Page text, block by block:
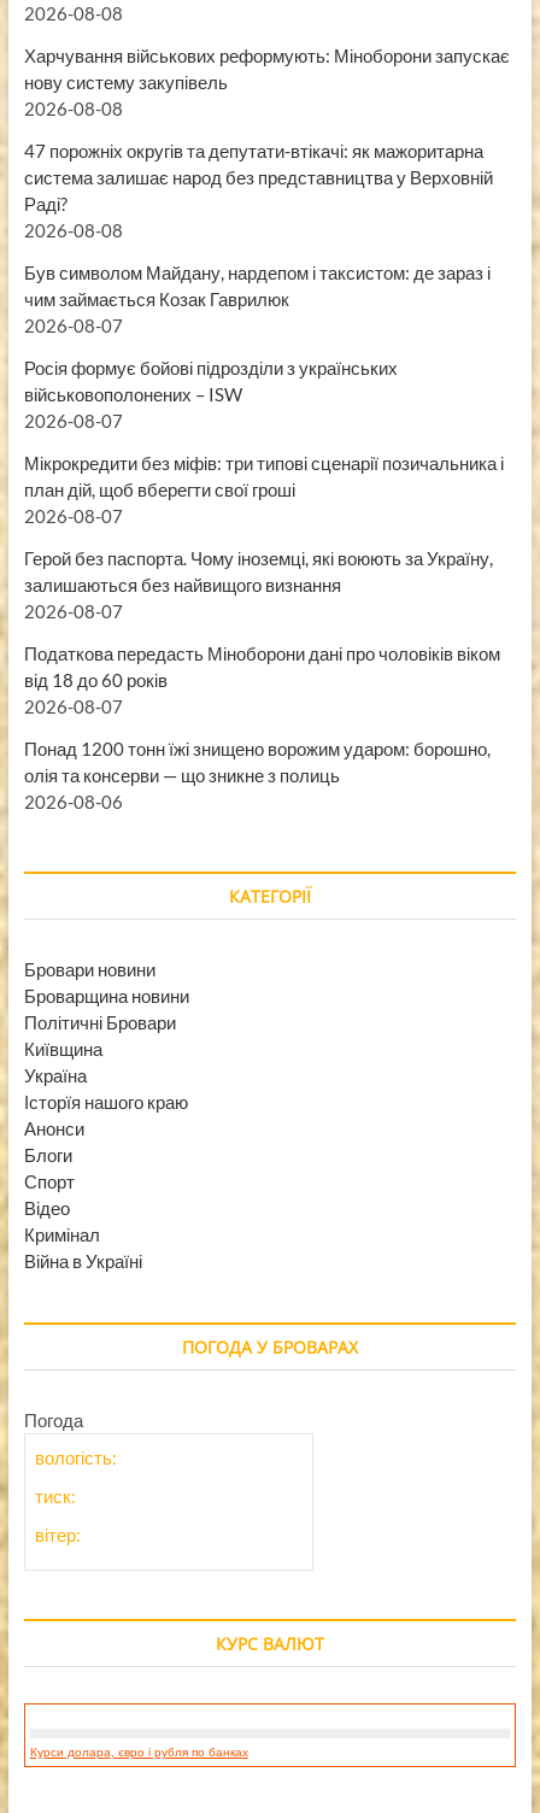
2026-08-08
Харчування військових реформують: Міноборони запускає
нову систему закупівель
2026-08-08
47 порожніх округів та депутати-втікачі: як мажоритарна
система залишає народ без представництва у Верховній
Раді?
2026-08-08
Був символом Майдану, нардепом і таксистом: де зараз і
чим займається Козак Гаврилюк
2026-08-07
Росія формує бойові підрозділи з українських
військовополонених – ISW
2026-08-07
Мікрокредити без міфів: три типові сценарії позичальника і
план дій, щоб вберегти свої гроші
2026-08-07
Герой без паспорта. Чому іноземці, які воюють за Україну,
залишаються без найвищого визнання
2026-08-07
Податкова передасть Міноборони дані про чоловіків віком
від 18 до 60 років
2026-08-07
Понад 1200 тонн їжі знищено ворожим ударом: борошно,
олія та консерви — що зникне з полиць
2026-08-06
КАТЕГОРІЇ
Бровари новини
Броварщина новини
Політичні Бровари
Київщина
Україна
Історїя нашого краю
Анонси
Блоги
Спорт
Відео
Кримінал
Війна в Україні
ПОГОДА У БРОВАРАХ
Погода
вологість:
тиск:
вітер:
КУРС ВАЛЮТ
Курси долара, євро і рубля по банках